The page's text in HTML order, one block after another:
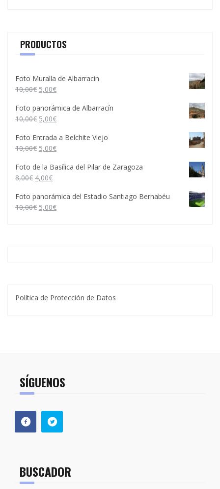
PRODUCTOS
Foto Muralla de Albarracin
10,00€ 5,00€
Foto panorámica de Albarracín
10,00€ 5,00€
Foto Entrada a Belchite Viejo
10,00€ 5,00€
Foto de la Basílica del Pilar de Zaragoza
8,00€ 4,00€
Foto panorámica del Estadio Santiago Bernabéu
10,00€ 5,00€
Política de Protección de Datos
SÍGUENOS
BUSCADOR